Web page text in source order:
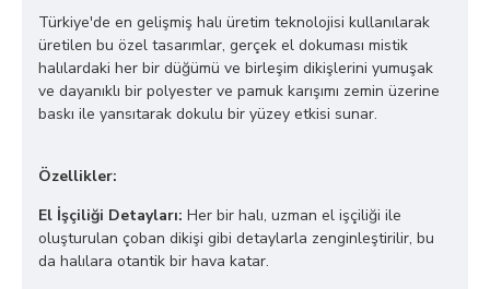
Türkiye'de en gelişmiş halı üretim teknolojisi kullanılarak
üretilen bu özel tasarımlar, gerçek el dokuması mistik
halılardaki her bir düğümü ve birleşim dikişlerini yumuşak
ve dayanıklı bir polyester ve pamuk karışımı zemin üzerine
baskı ile yansıtarak dokulu bir yüzey etkisi sunar.
Özellikler:
El İşçiliği Detayları: Her bir halı, uzman el işçiliği ile
oluşturulan çoban dikişi gibi detaylarla zenginleştirilir, bu
da halılara otantik bir hava katar.